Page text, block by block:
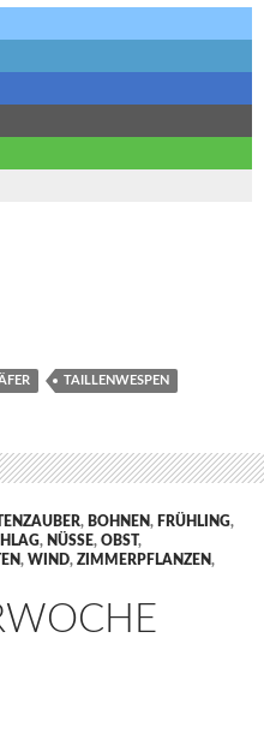
TAILLENWESPEN
, BOHNEN, FRÜHLING,
, NÜSSE, OBST,
, WIND, ZIMMERPFLANZEN,